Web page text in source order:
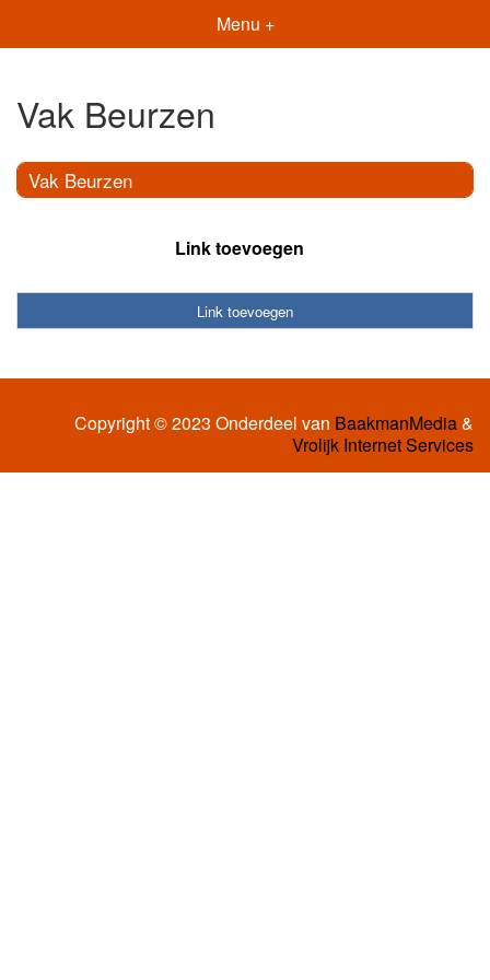
Menu +
Vak Beurzen
Vak Beurzen
Link toevoegen
Link toevoegen
Copyright © 2023 Onderdeel van BaakmanMedia&
Vrolijk Internet Services